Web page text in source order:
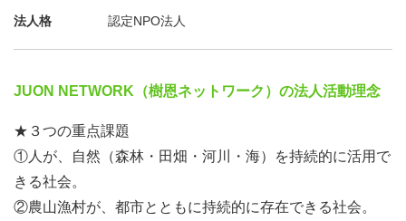
法人格
認定NPO法人
JUON NETWORK（樹恩ネットワーク）の法人活動理念
★３つの重点課題
①人が、自然（森林・田畑・河川・海）を持続的に活用で
きる社会。
②農山漁村が、都市とともに持続的に存在できる社会。